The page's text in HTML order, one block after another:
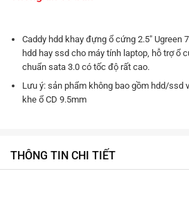
Caddy hdd khay đựng ổ cứng 2.5″ Ugreen
hdd hay ssd cho máy tính laptop, hỗ trợ ổ
chuẩn sata 3.0 có tốc độ rất cao.
Lưu ý: sản phẩm không bao gồm hdd/ssd
khe ổ CD 9.5mm
THÔNG TIN CHI TIẾT